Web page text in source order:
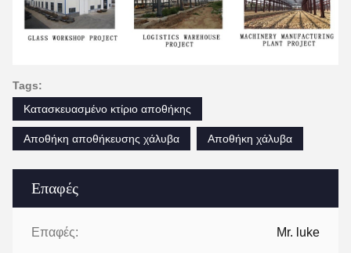
Επαφές
Επαφές: Mr. luke
Tags:
Κατασκευασμένο κτίριο αποθήκης
Αποθήκη αποθήκευσης χάλυβα Αποθήκη χάλυβα